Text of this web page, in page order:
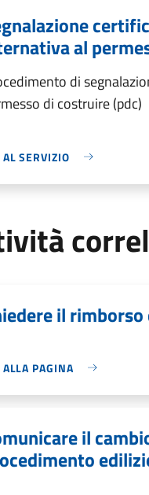
al
di
di costruire (pdc)
SERVIZIO
il
PAGINA
il